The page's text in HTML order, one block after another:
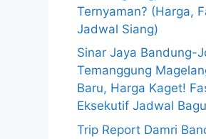
Ternyaman? (Harga,
Jadwal Siang)
Sinar Jaya Bandung-
Temanggung
Baru, Harga Kaget!
Eksekutif Jadwal
Trip Report Damri